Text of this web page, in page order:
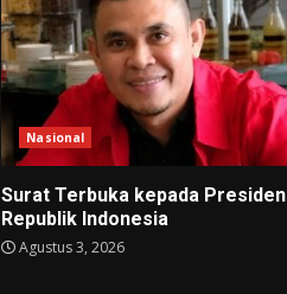
Nasional
Surat Terbuka kepada Presiden
Republik Indonesia
Agustus 3, 2026